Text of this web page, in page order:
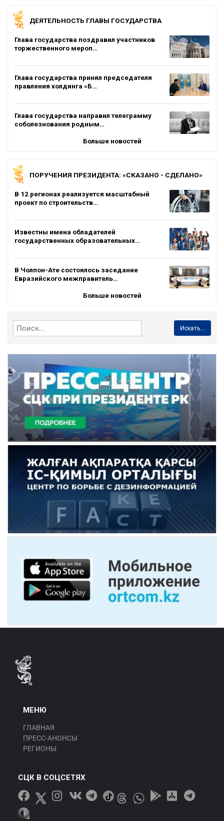
ДЕЯТЕЛЬНОСТЬ ГЛАВЫ ГОСУДАРСТВА
Глава государства поздравил участников
торжественного мероп…
Глава государства принял председателя
правления холдинга «Б…
Глава государства направил телеграмму
соболезнования родным…
Больше новостей
ПОРУЧЕНИЯ ПРЕЗИДЕНТА: «СКАЗАНО - СДЕЛАНО»
В 12 регионах реализуется масштабный
проект по строительств…
Известны имена обладателей
государственных образовательных…
В Чолпон-Ате состоялось заседание
Евразийского межправитель…
Больше новостей
Искать...
МЕНЮ
ГЛАВНАЯ
ПРЕСС-АНОНСЫ
РЕГИОНЫ
СЦК В СОЦСЕТЯХ